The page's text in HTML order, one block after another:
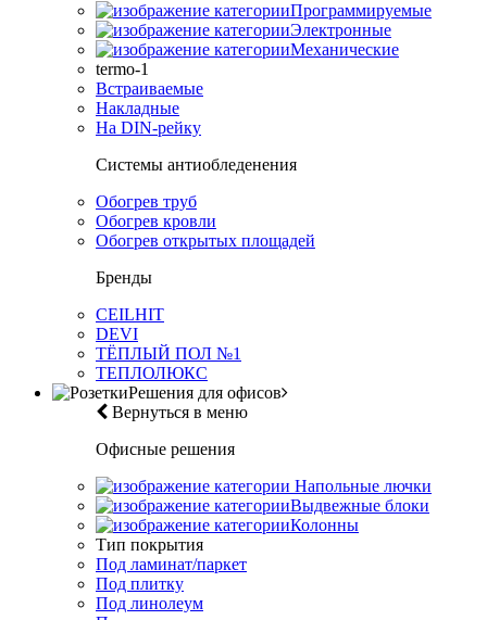
Программируемые
Электронные
Механические
termo-1
Встраиваемые
Накладные
На DIN-рейку
Системы антиобледенения
Обогрев труб
Обогрев кровли
Обогрев открытых площадей
Бренды
CEILHIT
DEVI
ТЁПЛЫЙ ПОЛ №1
ТЕПЛОЛЮКС
Решения для офисов
Вернуться в меню
Офисные решения
Напольные лючки
Выдвежные блоки
Колонны
Тип покрытия
Под ламинат/паркет
Под плитку
Под линолеум